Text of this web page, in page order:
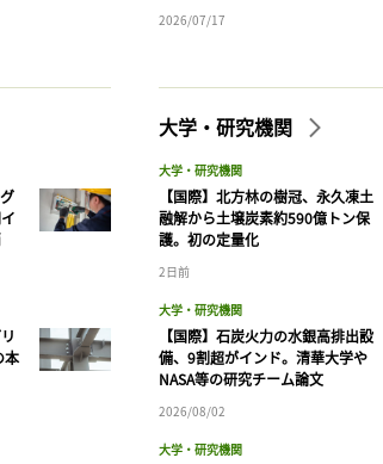
2026/07/17
本
大学・研究機関
大学・研究機関
【国際】北方林の樹冠、永久凍土
融解から土壌炭素約590億トン保
護。初の定量化
2日前
大学・研究機関
【国際】石炭火力の水銀高排出設
備、9割超がインド。清華大学や
NASA等の研究チーム論文
2026/08/02
大学・研究機関